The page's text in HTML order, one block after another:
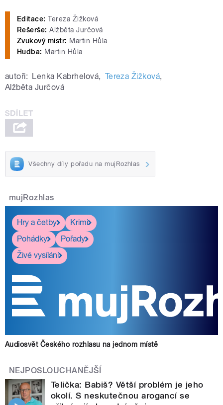
Editace:Tereza Žižková
Rešerše:Alžběta Jurčová
Zvukový mistr: Martin Hůla
Hudba: Martin Hůla
autoři: Lenka Kabrhelová, Tereza Žižková,
Alžběta Jurčová
Všechny díly pořadu na mujRozhlas
mujRozhlas
Hry a četby
Krimi
Pohádky
Pořady
Živé vysílání
Audiosvět Českého rozhlasu na jednom místě
NEJPOSLOUCHANĚJŠÍ
Telička: Babiš? Větší problém je jeho
okolí. S neskutečnou arogancí se